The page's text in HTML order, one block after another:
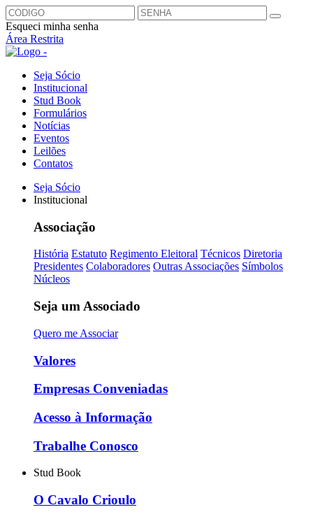
Esqueci minha senha
Área Restrita
Seja Sócio
Institucional
Stud Book
Formulários
Notícias
Eventos
Leilões
Contatos
Seja Sócio
Institucional
Associação
História Estatuto Regimento Eleitoral Técnicos Diretoria
Presidentes Colaboradores Outras Associações Símbolos
Núcleos
Seja um Associado
Quero me Associar
Valores
Empresas Conveniadas
Acesso à Informação
Trabalhe Conosco
Stud Book
O Cavalo Crioulo